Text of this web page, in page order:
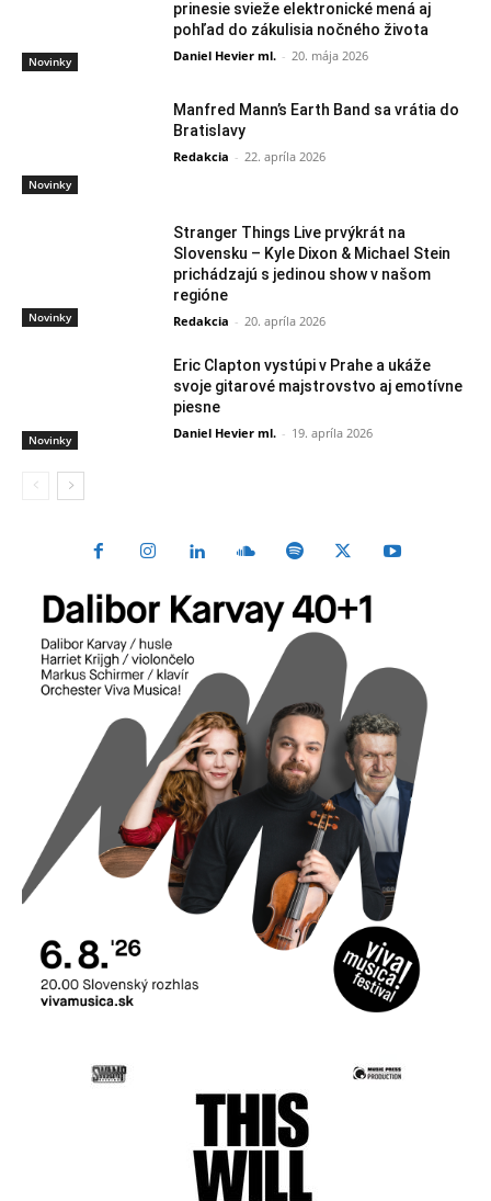
Novinky
prinesie svieže elektronické mená aj
pohľad do zákulisia nočného života
Daniel Hevier ml. - 20. mája 2026
Novinky
Manfred Mann’s Earth Band sa vrátia do
Bratislavy
Redakcia - 22. apríla 2026
Novinky
Stranger Things Live prvýkrát na
Slovensku – Kyle Dixon & Michael Stein
prichádzajú s jedinou show v našom
regióne
Redakcia - 20. apríla 2026
Novinky
Eric Clapton vystúpi v Prahe a ukáže
svoje gitarové majstrovstvo aj emotívne
piesne
Daniel Hevier ml. - 19. apríla 2026